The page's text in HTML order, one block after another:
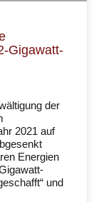
Gigawatt-
der
2021 auf
Energien
und